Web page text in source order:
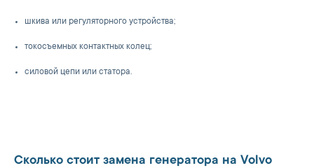
шкива или регуляторного устройства;
токосъемных контактных колец;
силовой цепи или статора.
Сколько стоит замена генератора на Volvo